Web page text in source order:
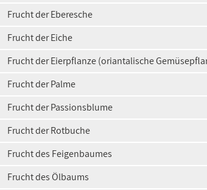
Frucht der Eberesche
Frucht der Eiche
Frucht der Eierpflanze (oriantalische
Frucht der Palme
Frucht der Passionsblume
Frucht der Rotbuche
Frucht des Feigenbaumes
Frucht des Ölbaums